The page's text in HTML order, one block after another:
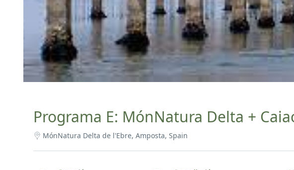
Programa E: MónNatura Delta +
MónNatura Delta de l'Ebre, Amposta, Spain